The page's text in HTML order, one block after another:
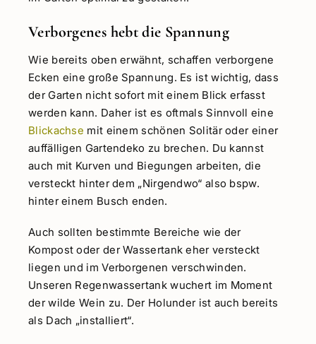
Verborgenes hebt die Spannung
Wie bereits oben erwähnt, schaffen verborgene
Ecken eine große Spannung. Es ist wichtig, dass
der Garten nicht sofort mit einem Blick erfasst
werden kann. Daher ist es oftmals Sinnvoll eine
Blickachse mit einem schönen Solitär oder einer
auffälligen Gartendeko zu brechen. Du kannst
auch mit Kurven und Biegungen arbeiten, die
versteckt hinter dem „Nirgendwo“ also bspw.
hinter einem Busch enden.
Auch sollten bestimmte Bereiche wie der
Kompost oder der Wassertank eher versteckt
liegen und im Verborgenen verschwinden.
Unseren Regenwassertank wuchert im Moment
der wilde Wein zu. Der Holunder ist auch bereits
als Dach „installiert“.